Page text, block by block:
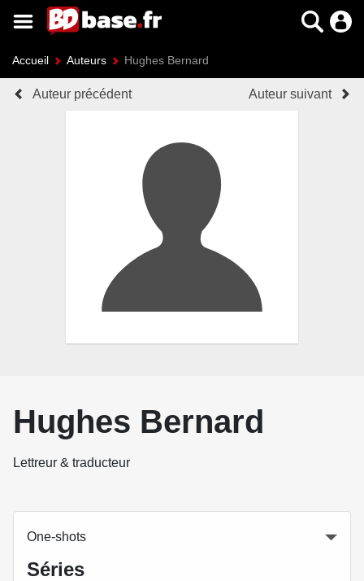
Accueil Auteurs Hughes Bernard
Auteur précédent Auteur suivant
Hughes Bernard
Lettreur & traducteur
One-shots
Séries